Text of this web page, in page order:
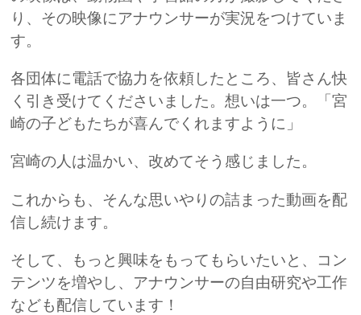
り、その映像にアナウンサーが実況をつけていま
す。
各団体に電話で協力を依頼したところ、皆さん快
く引き受けてくださいました。想いは一つ。「宮
崎の子どもたちが喜んでくれますように」
宮崎の人は温かい、改めてそう感じました。
これからも、そんな思いやりの詰まった動画を配
信し続けます。
そして、もっと興味をもってもらいたいと、コン
テンツを増やし、アナウンサーの自由研究や工作
なども配信しています！